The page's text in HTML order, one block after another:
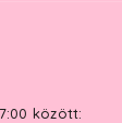
között: